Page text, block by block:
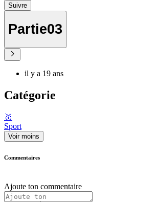
Suivre
Partie03
il y a 19 ans
Catégorie
🥇
Sport
Voir moins
Commentaires
Ajoute ton commentaire